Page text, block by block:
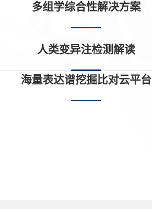
多组学综合性解决方案
人类变异注检测解读
海量表达谱挖掘比对云平台